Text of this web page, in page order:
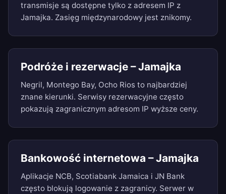
transmisje są dostępne tylko z adresem IP z
Jamajka. Zasięg międzynarodowy jest znikomy.
Podróże i rezerwacje – Jamajka
Negril, Montego Bay, Ocho Rios to najbardziej
znane kierunki. Serwisy rezerwacyjne często
pokazują zagranicznym adresom IP wyższe ceny.
Bankowość internetowa – Jamajka
Aplikacje NCB, Scotiabank Jamaica i JN Bank
często blokują logowanie z zagranicy. Serwer w